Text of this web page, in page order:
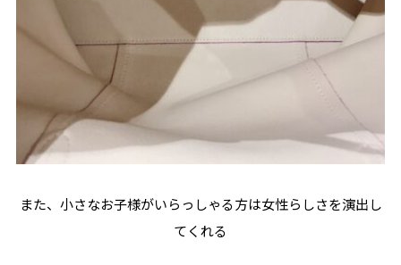
また、小さなお子様がいらっしゃる方は女性らしさを演出し
てくれる